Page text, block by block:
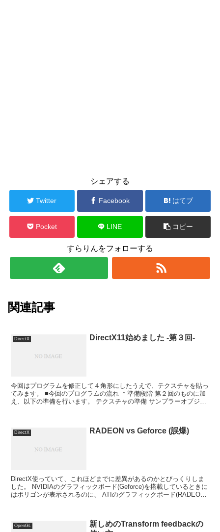
シェアする
Twitter Facebook はてブ
Pocket LINE コピー
すらりんをフォローする
関連記事
DirectX DirectX11始めました -第３回-
今回はプログラムを修正して４角形にしたうえで、テクスチャを貼っ
てみます。 ■今回のプログラムの流れ ＊準備段階 第２回のものに加
え、以下の準備を行います。 テクスチャの準備 サンプラーオブジェ
DirectX RADEON vs Geforce (誤爆)
DirectX使っていて、これほどまでに差異があるのかとびっくりしま
した。 NVIDIAのグラフィックボード(Geforce)を搭載しているときに
はポリゴンが表示されるのに、 ATIのグラフィックボード(RADEON)
OpenGL
新しめのTransform feedbackの